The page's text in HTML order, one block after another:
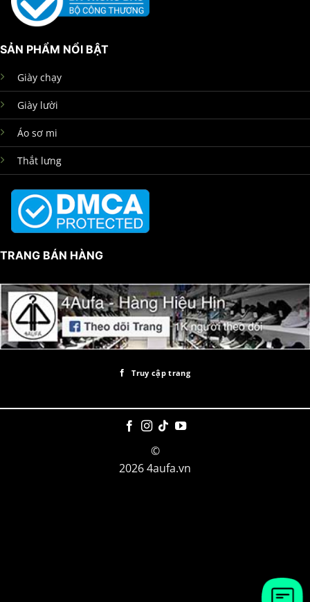
SẢN PHẨM NỔI BẬT
Giày chạy
Giày lười
Áo sơ mi
Thắt lưng
TRANG BÁN HÀNG
Truy cập trang
©
2026 4aufa.vn